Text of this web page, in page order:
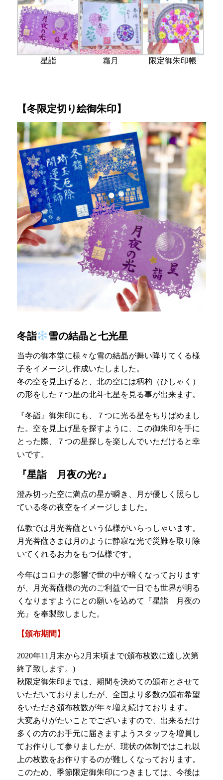
星詣 霜月 限定御朱印帳
【冬限定切り絵御朱印】
冬詣 雪の結晶と七光星
当寺の御本堂に様々な雪の結晶が舞い降りてくる様
子をイメージし作成いたしました。
冬の空を見上げると、北の空には柄杓（ひしゃく）
の形をした７つ星の北斗七星を見る事が出来ます。
『冬詣』御朱印にも、７つに光る星をちりばめまし
た。空を見上げ星を探すように、この御朱印を手に
とった際、７つの星探しを楽しんでいただけると幸
いです。
『星詣 月夜の光?』
澄み切った空に満点の星が瞬き、月が優しく照らし
ている冬の夜空をイメージしました。
仏教では月光菩薩という仏様がいらっしゃいます。
月光菩薩さまは月のように静寂な光で災難を取り除
いてくれるお力をもつ仏様です。
今年はコロナの影響で世の中が暗くなっております
が、月光菩薩様の光のご利益で一日でも世界が明る
くなりますようにとの願いを込めて『星詣 月夜の
光』を奉製致しました。
【頒布期間】
2020年11月末から2月末頃まで(頒布枚数に達し次第
終了致します。)
秋限定御朱印までは、期間を決めての頒布とさせて
いただいておりましたが、全国より多数の頒布希望
をいただき頒布枚数が年々増え続けております。
大変ありがたいことでございますので、出来るだけ
多くの方のお手元に届きますようスタッフを増員し
てお作りして参りましたが、現状の体制ではこれ以
上の枚数をお作りするのが難しくなっております。
このため、季節限定御朱印につきましては、今後は